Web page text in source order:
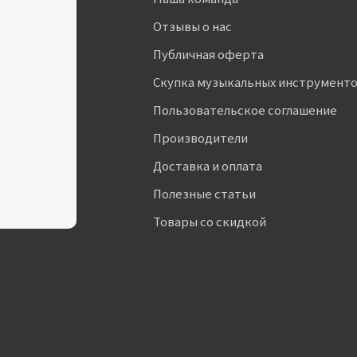
Отзывы о нас
Публичная оферта
Скупка музыкальных
Пользовательское соглашение
Производители
Доставка и оплата
Полезные статьи
Товары со скидкой